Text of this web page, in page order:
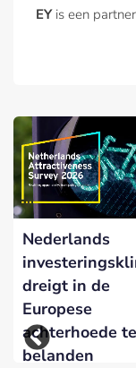
EYis een
Nederlands
dreigt in de
Europese
achterhoede te
belanden